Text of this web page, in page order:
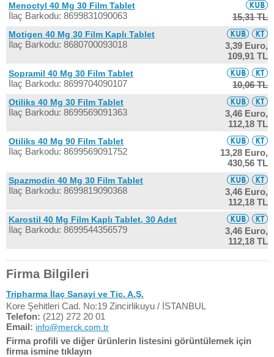
Menoctyl 40 Mg 30 Film Tablet
İlaç Barkodu: 8699831090063 15,31 TL
Motigen 40 Mg 30 Film Kaplı Tablet
İlaç Barkodu: 8680700093018
3,39 Euro,
109,91 TL
Sopramil 40 Mg 30 Film Tablet
İlaç Barkodu: 8699704090107 10,06 TL
Otiliks 40 Mg 30 Film Tablet
İlaç Barkodu: 8699569091363
3,46 Euro,
112,18 TL
Otiliks 40 Mg 90 Film Tablet
İlaç Barkodu: 8699569091752
13,28 Euro,
430,56 TL
Spazmodin 40 Mg 30 Film Tablet
İlaç Barkodu: 8699819090368
3,46 Euro,
112,18 TL
Karostil 40 Mg Film Kaplı Tablet, 30 Adet
İlaç Barkodu: 8699544356579
3,46 Euro,
112,18 TL
Firma Bilgileri
Tripharma İlaç Sanayi ve Tic. A.Ş.
Kore Şehitleri Cad. No:19 Zincirlikuyu / İSTANBUL
Telefon: (212) 272 20 01
Email: info@merck.com.tr
Firma profili ve diğer ürünlerin listesini görüntülemek için
firma ismine tıklayın